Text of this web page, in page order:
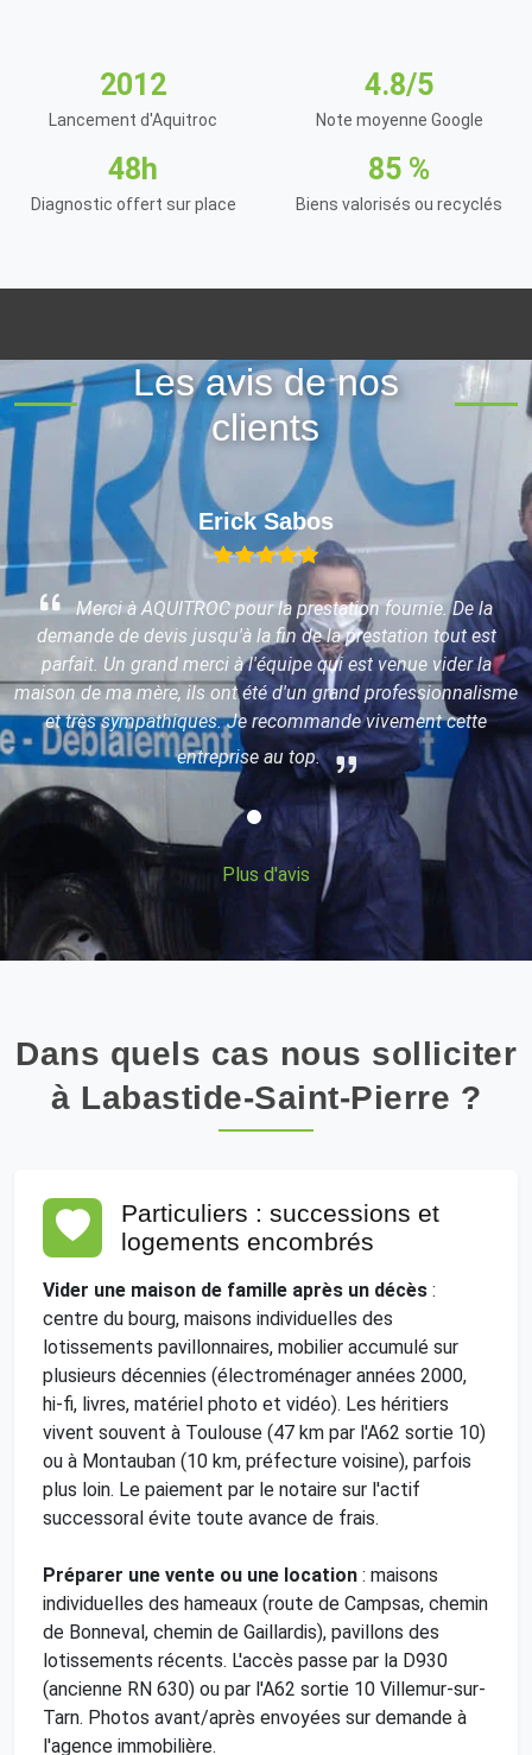
2012
Lancement d'Aquitroc
4.8/5
Note moyenne Google
48h
Diagnostic offert sur place
85 %
Biens valorisés ou recyclés
Les avis de nos
clients
Erick Sabos
Merci à AQUITROC pour la prestation fournie. De la
demande de devis jusqu'à la fin de la prestation tout est
parfait. Un grand merci à l'équipe qui est venue vider la
maison de ma mère, ils ont été d'un grand professionnalisme
et très sympathiques. Je recommande vivement cette
entreprise au top.
Plus d'avis
Dans quels cas nous solliciter
à Labastide-Saint-Pierre ?
Particuliers : successions et
logements encombrés
Vider une maison de famille après un décès :
centre du bourg, maisons individuelles des
lotissements pavillonnaires, mobilier accumulé sur
plusieurs décennies (électroménager années 2000,
hi-fi, livres, matériel photo et vidéo). Les héritiers
vivent souvent à Toulouse (47 km par l'A62 sortie 10)
ou à Montauban (10 km, préfecture voisine), parfois
plus loin. Le paiement par le notaire sur l'actif
successoral évite toute avance de frais.
Préparer une vente ou une location : maisons
individuelles des hameaux (route de Campsas, chemin
de Bonneval, chemin de Gaillardis), pavillons des
lotissements récents. L'accès passe par la D930
(ancienne RN 630) ou par l'A62 sortie 10 Villemur-sur-
Tarn. Photos avant/après envoyées sur demande à
l'agence immobilière.